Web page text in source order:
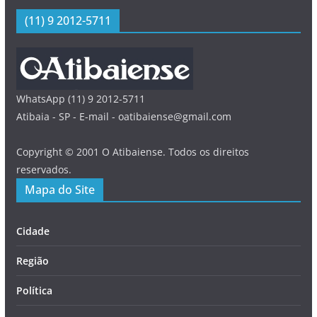
(11) 9 2012-5711
WhatsApp (11) 9 2012-5711
Atibaia - SP - E-mail - oatibaiense@gmail.com
Copyright © 2001 O Atibaiense. Todos os direitos
reservados.
Mapa do Site
Cidade
Região
Política